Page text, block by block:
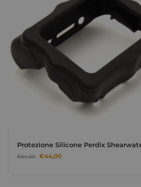
Protezione Silicone Perdix
€54,00 €44,00